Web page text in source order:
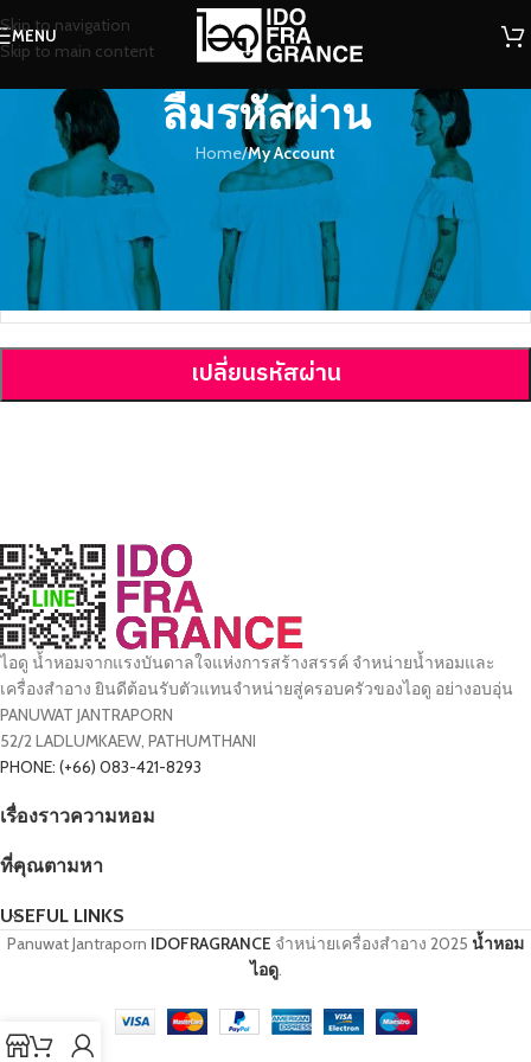
Skip to navigation
Skip to main content
MENU
ลืมรหัสผ่าน
Home/My Account
ลืมรหัสผ่าน? กรุณากรอกชื่อผู้ใช้งาน หรืออีเมล เพื่อคุณจะได้รับลิงก์เพื่อ
สร้างรหัสผ่านใหม่ทางอีเมล
ชื่อผู้ใช้งาน หรืออีเมล
เปลี่ยนรหัสผ่าน
ไอดู น้ำหอมจากแรงบันดาลใจแห่งการสร้างสรรค์ จำหน่ายน้ำหอมและ
เครื่องสำอาง ยินดีต้อนรับตัวแทนจำหน่ายสู่ครอบครัวของไอดู อย่างอบอุ่น
PANUWAT JANTRAPORN
52/2 LADLUMKAEW, PATHUMTHANI
PHONE: (+66) 083-421-8293
เรื่องราวความหอม
ที่คุณตามหา
USEFUL LINKS
Panuwat Jantraporn IDOFRAGRANCE จำหน่ายเครื่องสำอาง 2025 น้ำหอม
ไอดู.